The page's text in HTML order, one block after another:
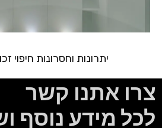
יתרונות וחסרונות חיפוי
צרו אתנו קשר
לכל מידע נוסף